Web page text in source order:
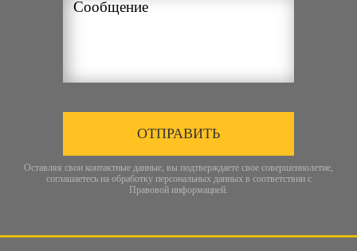
ОТПРАВИТЬ
Оставляя свои контактные данные, вы подтверждаете свое совершеннолетие,
соглашаетесь на обработку персональных данных в соответствии с
Правовой информацией.